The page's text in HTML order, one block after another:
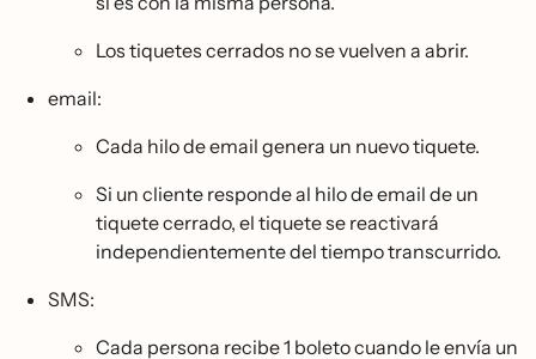
Los tiquetes cerrados no se vuelven a abrir.
email:
Cada hilo de email genera un nuevo tiquete.
Si un cliente responde al hilo de email de un
tiquete cerrado, el tiquete se reactivará
independientemente del tiempo transcurrido.
SMS:
Cada persona recibe 1 boleto cuando le envía un